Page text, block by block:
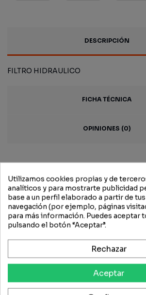
DESCRIPCIÓN
FILTRO HIDRAULICO
FICHA TÉCNICA
OPINIONES (0)
-15% -15%
Utilizamos cookies propias y de
analíticos y para mostrarte publicidad
base a un perfil elaborado a partir de
navegación (por ejemplo, páginas
para más información. Puedes aceptar
pulsando el botón “Aceptar”.
Rechazar
Aceptar